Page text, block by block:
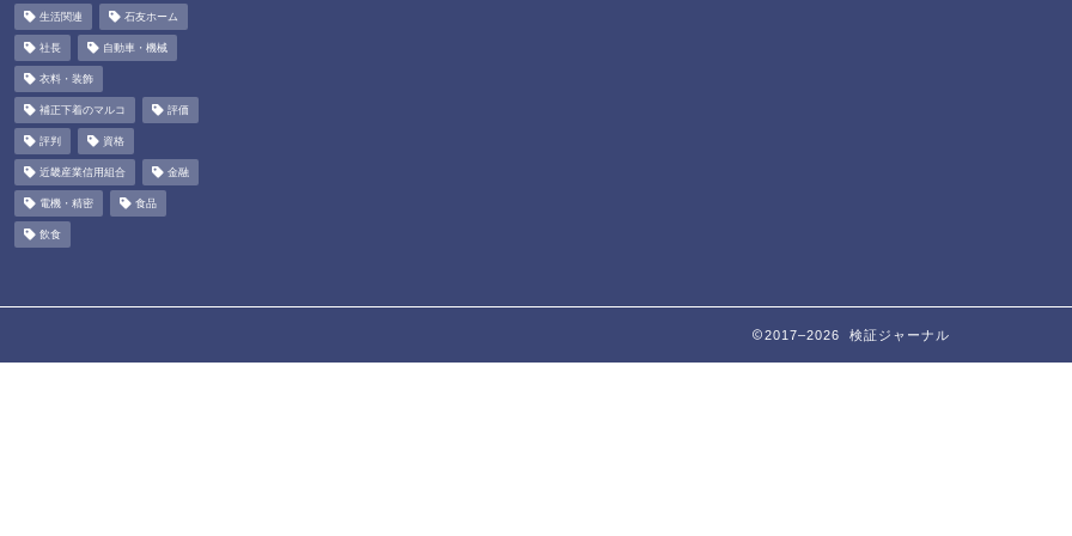
生活関連 石友ホーム
社長 自動車・機械
衣料・装飾
補正下着のマルコ 評価
評判 資格
近畿産業信用組合 金融
電機・精密 食品
飲食
2017–2026 検証ジャーナル